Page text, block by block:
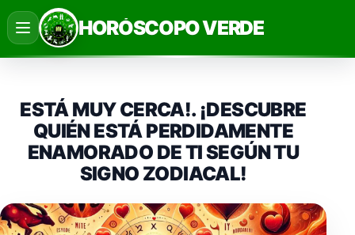
Saltar
al
contenido
HORÓSCOPO VERDE
ESTÁ MUY CERCA!. ¡DESCUBRE
QUIÉN ESTÁ PERDIDAMENTE
ENAMORADO DE TI SEGÚN TU
SIGNO ZODIACAL!